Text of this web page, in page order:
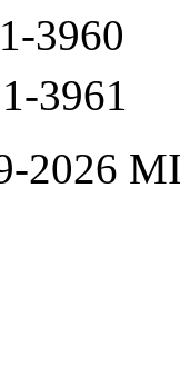
3960
3961
2026